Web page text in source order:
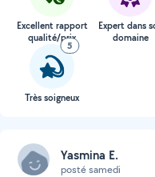
Excellent rapport
qualité/prix
Expert dans
domaine
5
Très soigneux
Yasmina E.
posté samedi